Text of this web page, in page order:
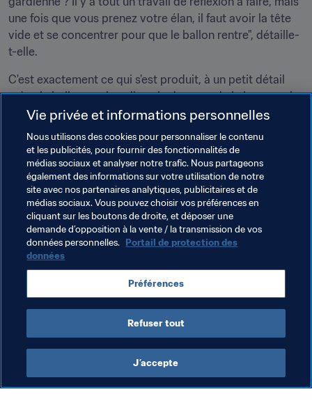
une fois que vous prenez votre élan, il faut avoir la tête
vide et se concentrer pour que le ballon rentre", détaille-
t-elle.
C'est exactement ce qui s'est produit, à un petit détail
près : le ballon a rebondi sur le dessous de la barre, puis
derrière la ligne de but, avant d'aller faire trembler le
haut du filet. "Pendant un instant, j'ai été très inquiète",
avoue-t-elle. "Mais la balle est entrée donc pour moi,
c'est un beau penalty !"
Pour elle, et pour tout un pays.
Thèmes en lien
Compétitions FIFA England UEFA Brazil
CONMEBOL
Vie privée et informations personnelles
Nous utilisons des cookies pour personnaliser le contenu
et les publicités, pour fournir des fonctionnalités de
médias sociaux et analyser notre trafic. Nous partageons
également des informations sur votre utilisation de notre
site avec nos partenaires analytiques, publicitaires et de
médias sociaux. Vous pouvez choisir vos préférences en
cliquant sur les boutons de droite, et déposer une
demande d’opposition à la vente / la transmission de vos
données personnelles. Portail de protection des
données
Préférences
Refuser tout
J’accepte